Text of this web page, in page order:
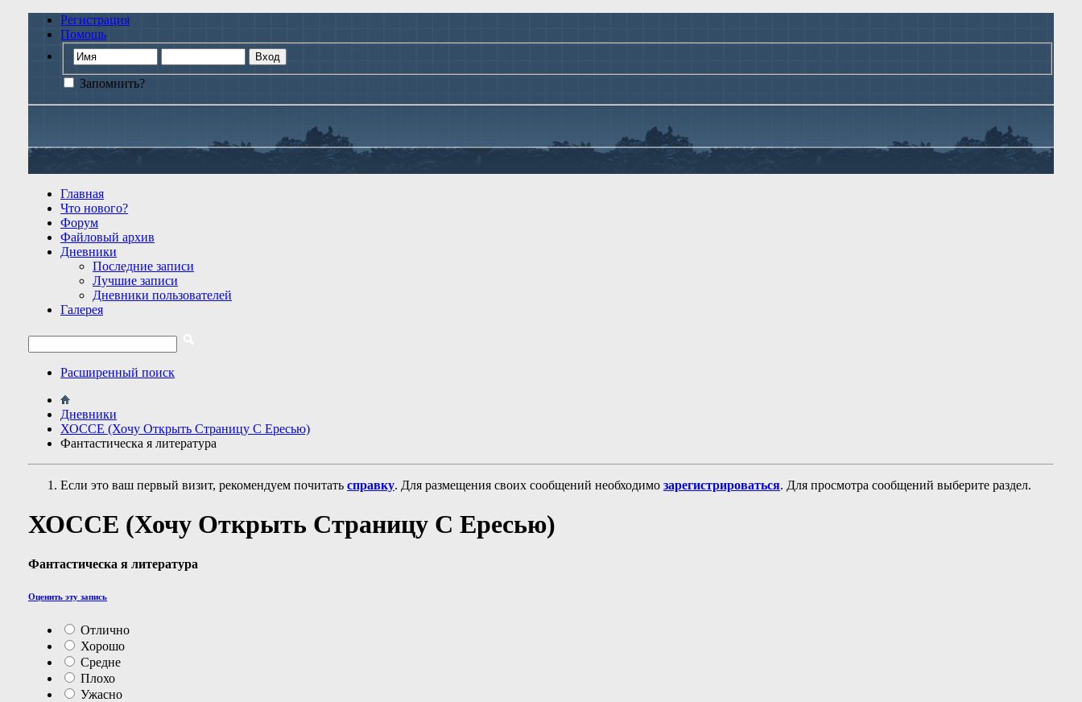
Регистрация
Помощь
Запомнить?
Главная
Что нового?
Форум
Файловый архив
Дневники
Последние записи
Лучшие записи
Дневники пользователей
Галерея
Расширенный поиск
Дневники
ХОССЕ (Хочу Открыть Страницу С Ересью)
Фантастическa я литература
Если это ваш первый визит, рекомендуем почитать справку. Для размещения своих сообщений необходимо зарегистрироваться. Для просмотра сообщений выберите раздел.
ХОССЕ (Хочу Открыть Страницу С Ересью)
Фантастическa я литература
Оценить эту запись
Отлично
Хорошо
Средне
Плохо
Ужасно